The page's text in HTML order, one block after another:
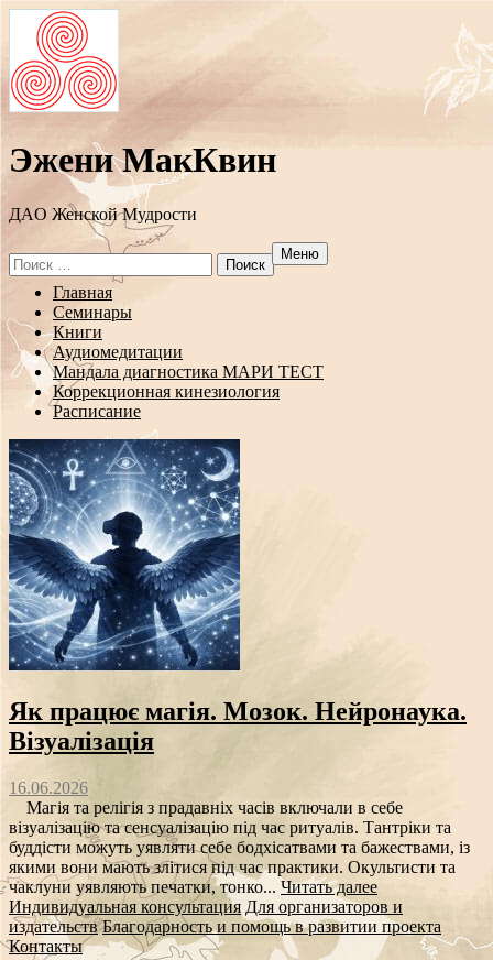
Эжени МакКвин
ДAO Женской Мудрости
Search
for:
Меню
Перейти
содержанию
Главная
Семинары
Книги
Аудиомедитации
Мандала диагностика МАРИ ТЕСТ
Коррекционная кинезиология
Расписание
Як працює магія. Мозок. Нейронаука.
Візуалізація
16.06.2026
Магія та релігія з прадавніх часів включали в себе
візуалізацію та сенсуалізацію під час ритуалів. Тантріки та
буддісти можуть уявляти себе бодхісатвами та бажествами, із
якими вони мають злітися під час практики. Окультисти та
чаклуни уявляють печатки, тонко... Читать далее
Индивидуальная консультация Для организаторов и
издательств Благодарность и помощь в развитии проекта
Контакты